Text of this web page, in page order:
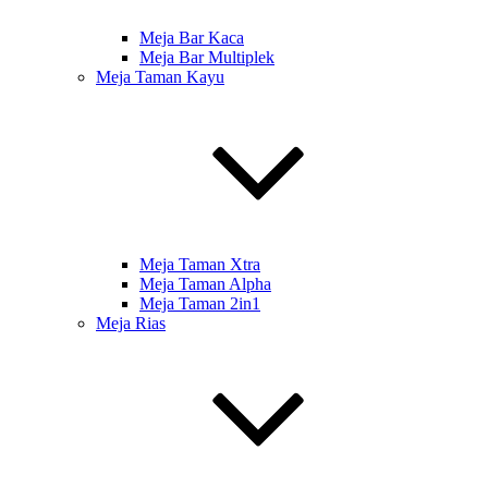
Meja Bar Kaca
Meja Bar Multiplek
Meja Taman Kayu
Meja Taman Xtra
Meja Taman Alpha
Meja Taman 2in1
Meja Rias